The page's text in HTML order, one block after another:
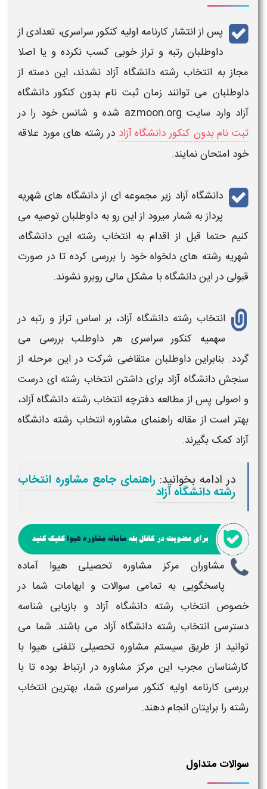
پس از انتشار کارنامه اولیه کنکور سراسری، تعدادی از
داوطلبان رتبه و تراز خوبی کسب نکرده و یا اصلا
مجاز به انتخاب رشته دانشگاه آزاد نشدند، این دسته از
داوطلبان می توانند زمان ثبت نام بدون کنکور دانشگاه
آزاد وارد سایت azmoon.org شده و شانس خود را در
ثبت نام بدون کنکور دانشگاه آزاد در رشته های مورد علاقه
خود امتحان نمایند.
دانشگاه آزاد زیر مجموعه ای ازدانشگاه های شهریه
پرداز به شمار میرود از این رو به داوطلبان توصیه می
کنیم حتما قبل از اقدام به انتخاب رشته این دانشگاه،
شهریه رشته های دلخواه خود را بررسی کرده تا در صورت
قبولی در ایندانشگاهبا مشکل مالی روبرو نشوند.
انتخاب رشته دانشگاه آزاد، بر اساس تراز و رتبه در
سهمیه کنکور سراسری هر داوطلب بررسی می
گردد. بنابراین داوطلبان متقاضی شرکت در این مرحله از
سنجش دانشگاه آزاد برای داشتنانتخاب رشته ای درست
و اصولی پس از مطالعه دفترچه انتخاب رشته دانشگاه آزاد،
بهتر است از مقاله راهنمای مشاورهانتخاب رشته دانشگاه
آزاد کمک بگیرند.
در ادامه بخوانید: راهنمای جامع مشاوره انتخاب
رشته دانشگاه آزاد
مشاوران مرکز مشاوره تحصیلی هیوا آماده
پاسخگویی به تمامی سوالات و ابهامات شما در
خصوصانتخاب رشته دانشگاه آزاد و بازیابی شناسه
دسترسی انتخاب رشته دانشگاه آزاد می باشند. شما می
توانید از طریق سیستم مشاوره تحصیلی تلفنی هیوا با
کارشناسان مجرب این مرکز مشاوره در ارتباط بوده تا با
بررسی کارنامه اولیه کنکور سراسری شما، بهترین انتخاب
رشته را برایتان انجام دهند.
سوالات متداول